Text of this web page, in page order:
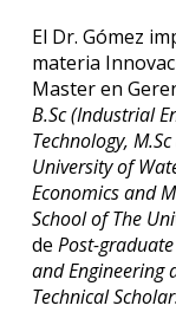
El Dr. Gómez
materia
Master en
B.Sc (Industrial
Technology,
University of
Economics and
School of The
de Post-
and Engineering
Technical